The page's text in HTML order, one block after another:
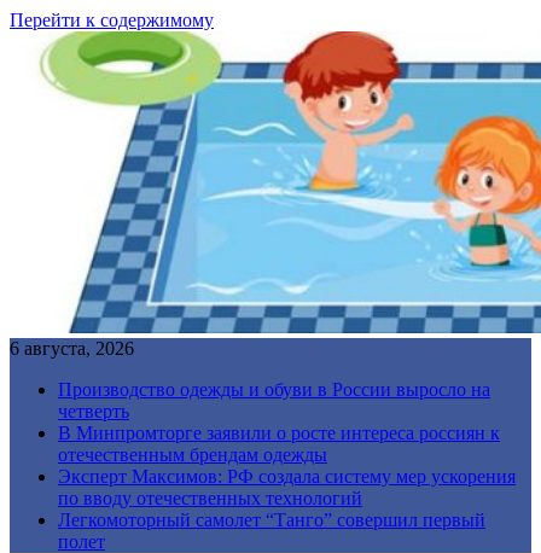
Перейти к содержимому
6 августа, 2026
Производство одежды и обуви в России выросло на
четверть
В Минпромторге заявили о росте интереса россиян к
отечественным брендам одежды
Эксперт Максимов: РФ создала систему мер ускорения
по вводу отечественных технологий
Легкомоторный самолет “Танго” совершил первый
полет